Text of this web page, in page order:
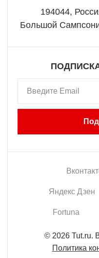
194044,
Большой
Яндекс Дзен
Fortuna
© 2026 Tut.ru.
Политика